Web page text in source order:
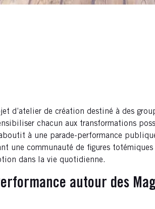
d’atelier de création destiné à des
chacun aux transformations
à une parade-performance
une communauté de figures
dans la vie quotidienne.
autour des